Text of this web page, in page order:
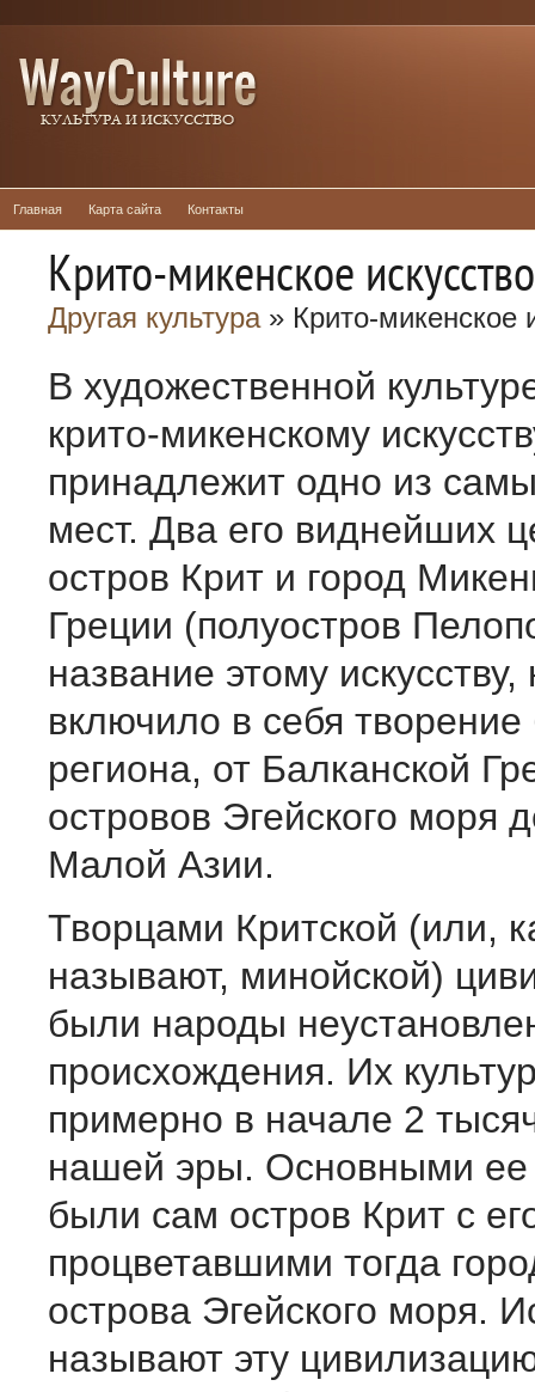
Главная Карта сайта Контакты
Крито-микенское искусство
Другая культура» Крито-микенское
В художественной
крито-микенскому
принадлежит одно из
мест. Два его виднейших
остров Крит и город
Греции (полуостров
название этому
включило в себя
региона, от Балканской
островов Эгейского моря
Малой Азии.
Творцами Критской (или,
называют, минойской)
были народы
происхождения. Их
примерно в начале 2
нашей эры. Основными ее
были сам остров Крит с
процветавшими тогда
острова Эгейского моря.
называют эту